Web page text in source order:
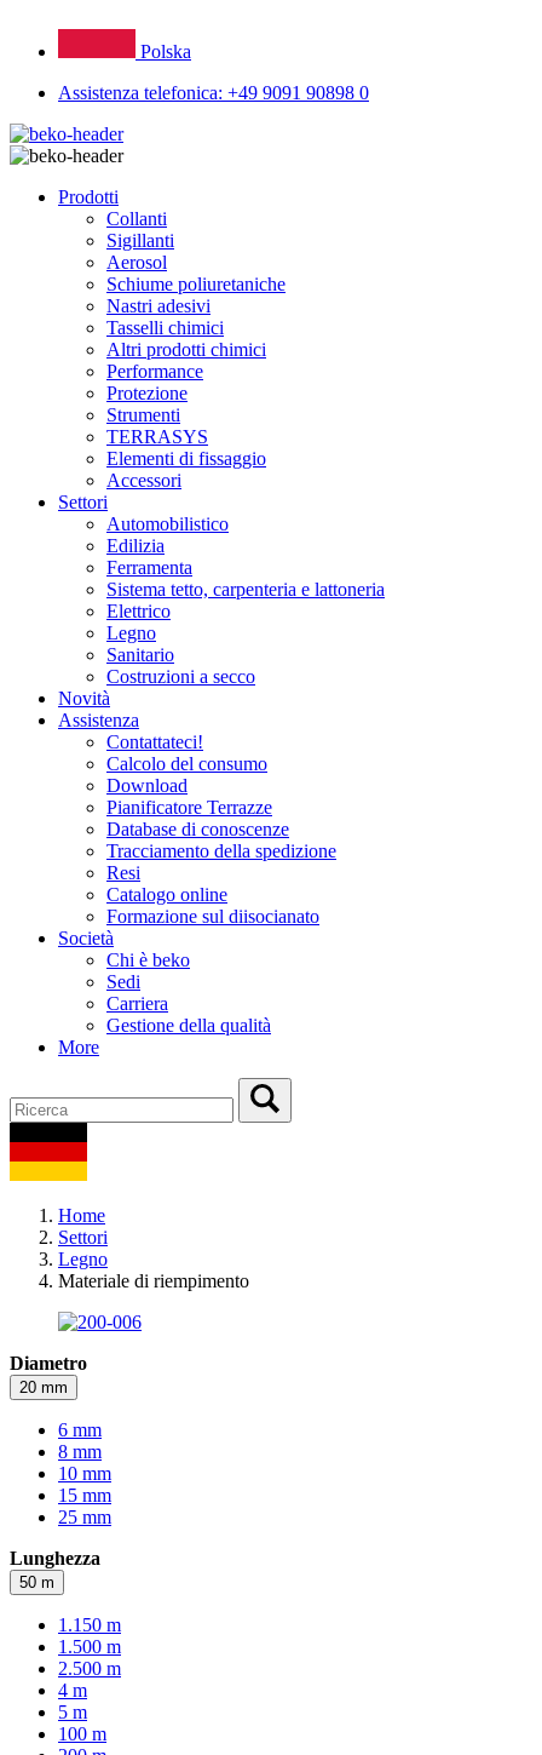
Polska
Assistenza telefonica: +49 9091 90898 0
Prodotti
Collanti
Sigillanti
Aerosol
Schiume poliuretaniche
Nastri adesivi
Tasselli chimici
Altri prodotti chimici
Performance
Protezione
Strumenti
TERRASYS
Elementi di fissaggio
Accessori
Settori
Automobilistico
Edilizia
Ferramenta
Sistema tetto, carpenteria e lattoneria
Elettrico
Legno
Sanitario
Costruzioni a secco
Novità
Assistenza
Contattateci!
Calcolo del consumo
Download
Pianificatore Terrazze
Database di conoscenze
Tracciamento della spedizione
Resi
Catalogo online
Formazione sul diisocianato
Società
Chi è beko
Sedi
Carriera
Gestione della qualità
More
Home
Settori
Legno
Materiale di riempimento
Diametro
20 mm
6 mm
8 mm
10 mm
15 mm
25 mm
Lunghezza
50 m
1.150 m
1.500 m
2.500 m
4 m
5 m
100 m